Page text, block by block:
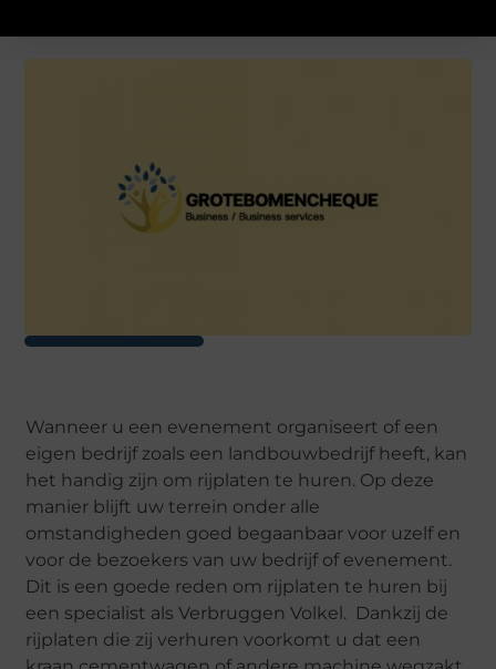
Wanneer u een evenement organiseert of een
eigen bedrijf zoals een landbouwbedrijf heeft, kan
het handig zijn om rijplaten te huren. Op deze
manier blijft uw terrein onder alle
omstandigheden goed begaanbaar voor uzelf en
voor de bezoekers van uw bedrijf of evenement.
Dit is een goede reden om rijplaten te huren bij
een specialist als Verbruggen Volkel. Dankzij de
rijplaten die zij verhuren voorkomt u dat een